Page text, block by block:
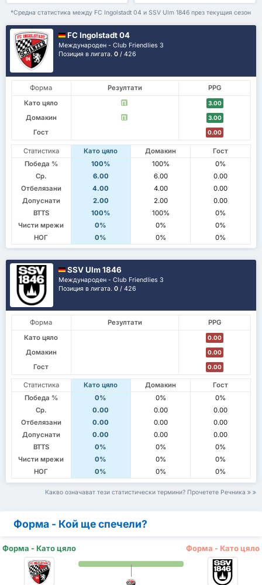
*Средна статистика между FC Ingolstadt 04 и SSV Ulm 1846 през текущия сезон
FC Ingolstadt 04
Международен - Club Friendlies 3
Позиция в лигата.0 / 426
Форма Резултати
PPG
Като цяло
П 3.00
Домакин П 3.00
Гост 0.00
Статистика Като цяло Домакин
Гост
Победа %
100% 100%
0%
Ср.
6.00 6.00
0.00
Отбелязани
4.00 4.00
0.00
Допуснати
2.00 2.00
0.00
BTTS
100% 100%
0%
Чисти мрежи
0% 0%
0%
НОГ
0% 0% 0%
SSV Ulm 1846
Международен - Club Friendlies 3
Позиция в лигата.0 / 426
Форма Резултати
PPG
Като цяло
0.00
Домакин 0.00
Гост 0.00
Статистика Като цяло Домакин
Гост
Победа %
0% 0%
0%
Ср.
0.00 0.00
0.00
Отбелязани
0.00 0.00
0.00
Допуснати
0.00 0.00
0.00
BTTS
0% 0%
0%
Чисти мрежи
0% 0%
0%
НОГ
0% 0% 0%
Какво означават тези статистически термини? Прочетете Речника
Форма - Кой ще спечели?
Форма - Като цяло Форма - Като цяло